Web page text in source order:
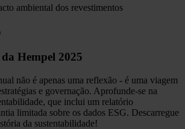
ambiental dos revestimentos
Hempel 2025
não é apenas uma reflexão - é uma viagem
e governação. Aprofunde-se na
que inclui um relatório
limitada sobre os dados ESG. Descarregue
da sustentabilidade!